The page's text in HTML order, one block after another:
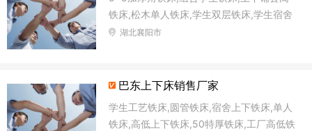
铁床,松木单人铁床,学生双层铁床,学生宿舍
铁床,方管铁床,单、双层铁床
湖北襄阳市
巴东上下床销售厂家
学生工艺铁床,圆管铁床,宿舍上下铁床,单人
铁床,高低上下铁床,50特厚铁床,工厂高低铁